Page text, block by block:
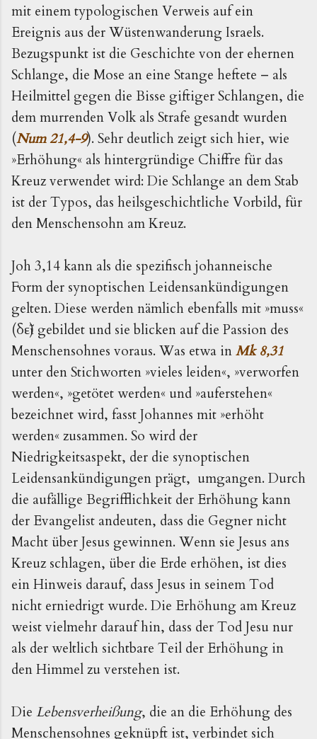
mit einem typologischen Verweis auf ein
Ereignis aus der Wüstenwanderung Israels.
Bezugspunkt ist die Geschichte von der ehernen
Schlange, die Mose an eine Stange heftete – als
Heilmittel gegen die Bisse giftiger Schlangen, die
dem murrenden Volk als Strafe gesandt wurden
(Num 21,4-9). Sehr deutlich zeigt sich hier, wie
»Erhöhung« als hintergründige Chiffre für das
Kreuz verwendet wird: Die Schlange an dem Stab
ist der Typos, das heilsgeschichtliche Vorbild, für
den Menschensohn am Kreuz.
Joh 3,14 kann als die spezifisch johanneische
Form der synoptischen Leidensankündigungen
gelten. Diese werden nämlich ebenfalls mit »muss«
(δεῖ) gebildet und sie blicken auf die Passion des
Menschensohnes voraus. Was etwa inMk 8,31
unter den Stichworten »vieles leiden«, »verworfen
werden«, »getötet werden« und »auferstehen«
bezeichnet wird, fasst Johannes mit »erhöht
werden« zusammen. So wird der
Niedrigkeitsaspekt, der die synoptischen
Leidensankündigungen prägt, umgangen. Durch
die aufällige Begrifflichkeit der Erhöhung kann
der Evangelist andeuten, dass die Gegner nicht
Macht über Jesus gewinnen. Wenn sie Jesus ans
Kreuz schlagen, über die Erde erhöhen, ist dies
ein Hinweis darauf, dass Jesus in seinem Tod
nicht erniedrigt wurde. Die Erhöhung am Kreuz
weist vielmehr darauf hin, dass der Tod Jesu nur
als der weltlich sichtbare Teil der Erhöhung in
den Himmel zu verstehen ist.
Die Lebensverheißung, die an die Erhöhung des
Menschensohnes geknüpft ist, verbindet sich